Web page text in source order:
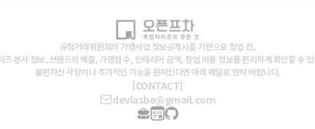
공정거래위원회의 가맹사업 정보공개서를 기반으로 창업 전,
즈 본사 정보, 브랜드의 매출, 가맹점 수, 인테리어 금액, 창업 비용 정보를 편리하게 확인할 수
불편하신 사항이나 추가적인 기능을 원하신다면 아래 메일로 연락 바랍니다.
[CONTACT]
devlasbe@gmail.com